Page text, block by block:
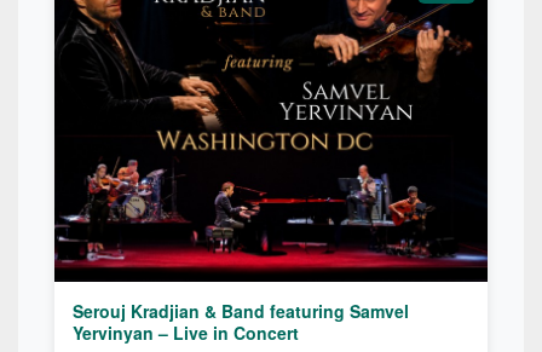
Serouj Kradjian & Band featuring Samvel
Yervinyan – Live in Concert